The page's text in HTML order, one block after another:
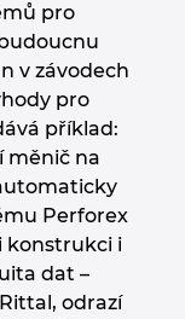
pro
v závodech
pro
příklad:
měnič na
Perforex
konstrukci i
dat –
odrazí